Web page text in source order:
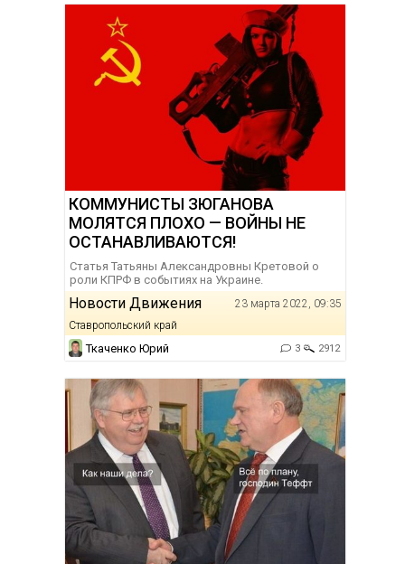
КОММУНИСТЫ ЗЮГАНОВА
МОЛЯТСЯ ПЛОХО — ВОЙНЫ НЕ
ОСТАНАВЛИВАЮТСЯ!
Статья Татьяны Александровны Кретовой о
роли КПРФ в событиях на Украине.
Новости Движения
23 марта 2022, 09:35
Ставропольский край
Ткаченко Юрий 3 2912